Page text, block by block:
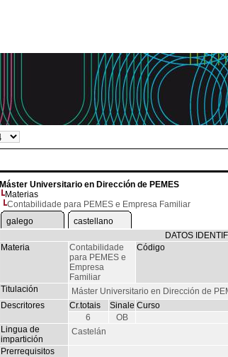
Máster Universitario en Dirección de PEMES
Materias
Contabilidade para PEMES e Empresa Familiar
galego
castellano
DATOS
Materia
Contabilidade
para PEMES e
Empresa
Familiar
Código
Titulación
Máster Universitario en Dirección de
Descritores
Cr.totais Sinale Curso
6
OB
Lingua de
impartición
Castelán
Prerrequisitos